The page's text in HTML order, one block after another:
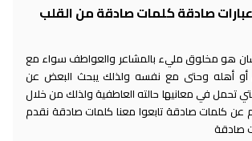
صادقة كلمات صادقة من القلب
هو مخلوق مليء بالمشاعر والعواطف سواء مع
أو أهله وحتى مع نفسه ولذلك يبحث البعض عن
تحمل في معانيها حالته العاطفية ولذلك من خلال
عن كلمات صادقة تابعوا معنا كلمات صادقة نقدم
صادقة